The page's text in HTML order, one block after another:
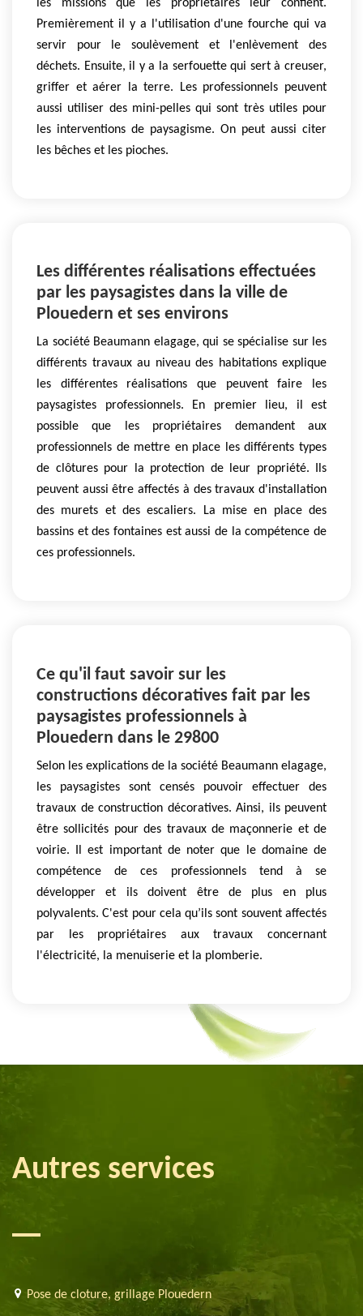
les missions que les propriétaires leur confient.
Premièrement il y a l'utilisation d'une fourche qui va
servir pour le soulèvement et l'enlèvement des
déchets. Ensuite, il y a la serfouette qui sert à creuser,
griffer et aérer la terre. Les professionnels peuvent
aussi utiliser des mini-pelles qui sont très utiles pour
les interventions de paysagisme. On peut aussi citer
les bêches et les pioches.
Les différentes réalisations effectuées
par les paysagistes dans la ville de
Plouedern et ses environs
La société Beaumann elagage, qui se spécialise sur les
différents travaux au niveau des habitations explique
les différentes réalisations que peuvent faire les
paysagistes professionnels. En premier lieu, il est
possible que les propriétaires demandent aux
professionnels de mettre en place les différents types
de clôtures pour la protection de leur propriété. Ils
peuvent aussi être affectés à des travaux d'installation
des murets et des escaliers. La mise en place des
bassins et des fontaines est aussi de la compétence de
ces professionnels.
Ce qu'il faut savoir sur les
constructions décoratives fait par les
paysagistes professionnels à
Plouedern dans le 29800
Selon les explications de la société Beaumann elagage,
les paysagistes sont censés pouvoir effectuer des
travaux de construction décoratives. Ainsi, ils peuvent
être sollicités pour des travaux de maçonnerie et de
voirie. Il est important de noter que le domaine de
compétence de ces professionnels tend à se
développer et ils doivent être de plus en plus
polyvalents. C'est pour cela qu’ils sont souvent affectés
par les propriétaires aux travaux concernant
l'électricité, la menuiserie et la plomberie.
Autres services
Pose de cloture, grillage Plouedern